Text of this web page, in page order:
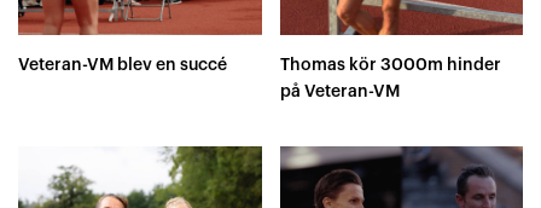
Veteran-VM blev en succé
Thomas kör 3000m hinder
på Veteran-VM